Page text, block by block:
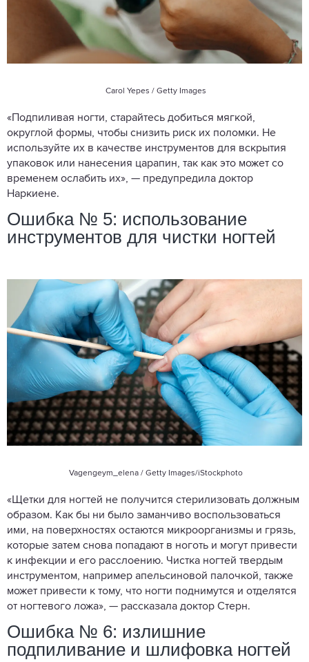
Carol Yepes / Getty Images
«Подпиливая ногти, старайтесь добиться мягкой,
округлой формы, чтобы снизить риск их поломки. Не
используйте их в качестве инструментов для вскрытия
упаковок или нанесения царапин, так как это может со
временем ослабить их», — предупредила доктор
Наркиене.
Ошибка № 5: использование
инструментов для чистки ногтей
Vagengeym_elena / Getty Images/iStockphoto
«Щетки для ногтей не получится стерилизовать должным
образом. Как бы ни было заманчиво воспользоваться
ими, на поверхностях остаются микроорганизмы и грязь,
которые затем снова попадают в ноготь и могут привести
к инфекции и его расслоению. Чистка ногтей твердым
инструментом, например апельсиновой палочкой, также
может привести к тому, что ногти поднимутся и отделятся
от ногтевого ложа», — рассказала доктор Стерн.
Ошибка № 6: излишние
подпиливание и шлифовка ногтей